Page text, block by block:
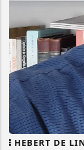
HEBERT DE